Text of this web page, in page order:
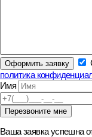
политика
Имя
Ваша заявка успешна